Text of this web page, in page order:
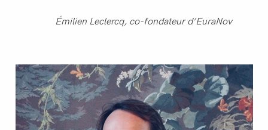
Émilien Leclercq, co-fondateur d’EuraNov